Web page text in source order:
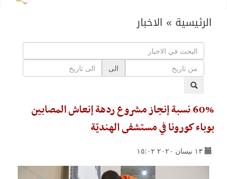
الرئيسية » الاخبار
الى
60% نسبة إنجاز مشروع ردهة إنعاش المصابين
بوباء كورونا في مستشفى الهنديّة
١٣ نيسان ٢٠٢٠ ١٥:٠٢